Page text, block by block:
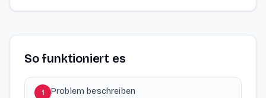
So funktioniert es
1 Problem beschreiben